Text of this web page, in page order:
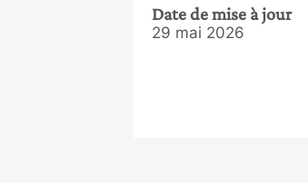
Date de mise à jour
29 mai 2026